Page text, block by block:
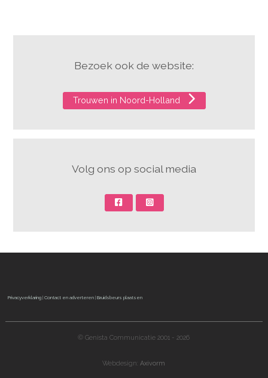
Bezoek ook de website:
Trouwen in Noord-Holland
Volg ons op social media
Privacyverklaring |Contact en adverteren |Bruidsbeurs plaatsen
© Genista Communicatie 2001 - 2026
Webdesign:Axivorm